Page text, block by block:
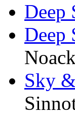
Deep
Deep
Sky